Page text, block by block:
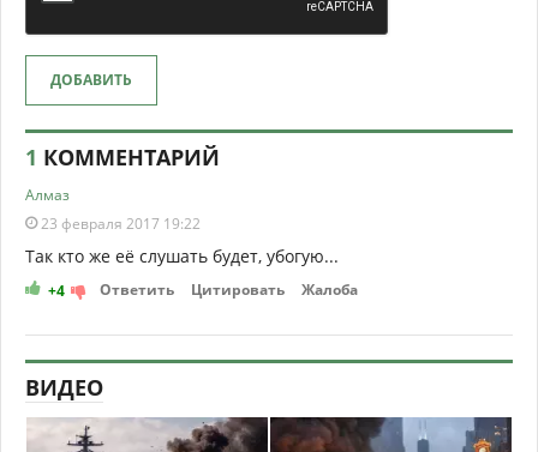
ДОБАВИТЬ
1 КОММЕНТАРИЙ
Алмаз
23 февраля 2017 19:22
Так кто же её слушать будет, убогую...
+4 Ответить Цитировать Жалоба
ВИДЕО